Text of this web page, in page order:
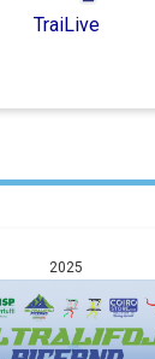
TraiLive
2025